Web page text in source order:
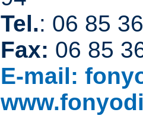
Tel.: 06 85
Fax: 06 85
E-mail: